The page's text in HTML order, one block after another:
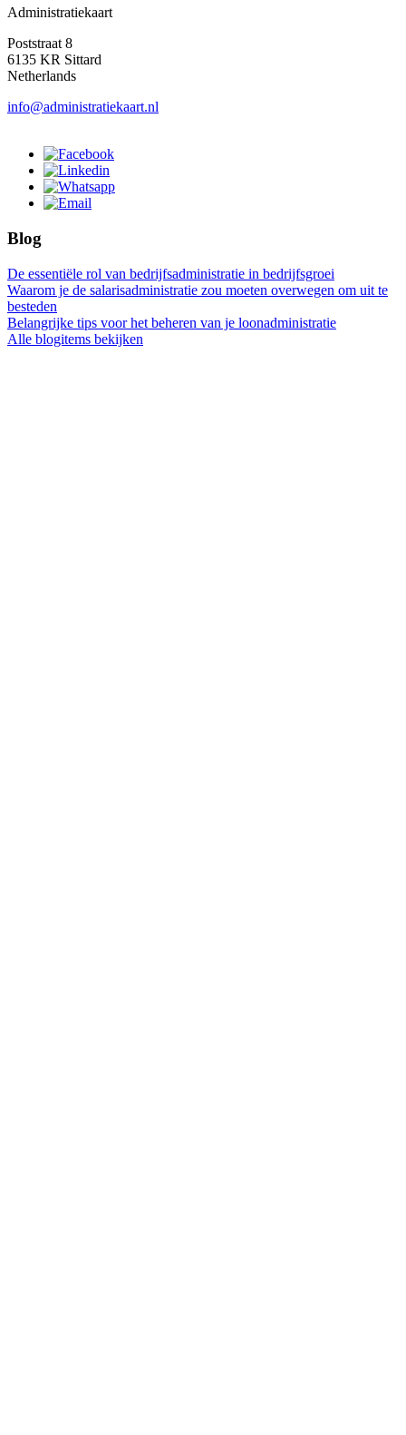
Administratiekaart
Poststraat 8
6135 KR Sittard
Netherlands
info@administratiekaart.nl
Blog
De essentiële rol van bedrijfsadministratie in bedrijfsgroei
Waarom je de salarisadministratie zou moeten overwegen om uit te
besteden
Belangrijke tips voor het beheren van je loonadministratie
Alle blogitems bekijken